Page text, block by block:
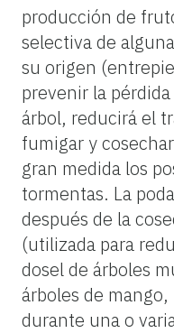
producción de
selectiva de
su origen
prevenir la
árbol, reducirá el
fumigar y
gran medida los
tormentas. La
después de la
(utilizada para
dosel de árboles
árboles de
durante una o